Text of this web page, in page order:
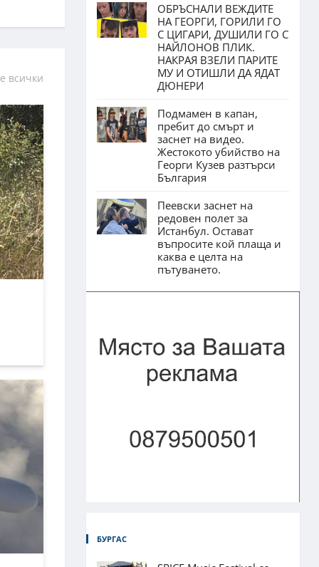
всички
ОБРЪСНАЛИ ВЕЖДИТЕ
НА ГЕОРГИ, ГОРИЛИ ГО
С ЦИГАРИ, ДУШИЛИ ГО С
НАЙЛОНОВ ПЛИК.
НАКРАЯ ВЗЕЛИ ПАРИТЕ
МУ И ОТИШЛИ ДА ЯДАТ
ДЮНЕРИ
Подмамен в капан,
пребит до смърт и
заснет на видео.
Жестокото убийство на
Георги Кузев разтърси
България
Пеевски заснет на
редовен полет за
Истанбул. Остават
въпросите кой плаща и
каква е целта на
пътуването.
БУРГАС